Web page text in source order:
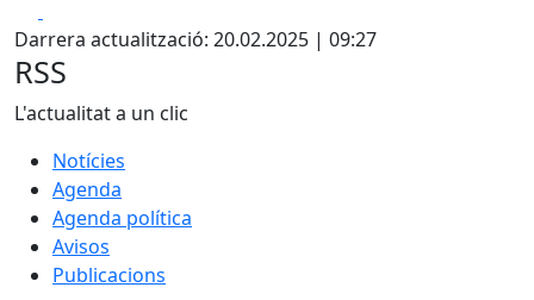
Darrera actualització: 20.02.2025 | 09:27
RSS
L'actualitat a un clic
Notícies
Agenda
Agenda política
Avisos
Publicacions